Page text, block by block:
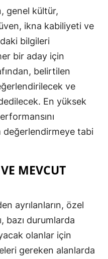
genel kültür,
ikna kabiliyeti ve
bilgileri
bir aday için
belirtilen
ve
En yüksek
değerlendirmeye tabi
MEVCUT
ayrılanların, özel
bazı durumlarda
olanlar için
gereken alanlarda